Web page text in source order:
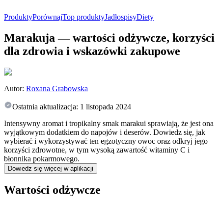
ProduktyPorównajTop produktyJadłospisyDiety
Marakuja — wartości odżywcze, korzyści
dla zdrowia i wskazówki zakupowe
Autor: Roxana Grabowska
Ostatnia aktualizacja: 1 listopada 2024
Intensywny aromat i tropikalny smak marakui sprawiają, że jest ona
wyjątkowym dodatkiem do napojów i deserów. Dowiedz się, jak
wybierać i wykorzystywać ten egzotyczny owoc oraz odkryj jego
korzyści zdrowotne, w tym wysoką zawartość witaminy C i
błonnika pokarmowego.
Dowiedz się więcej w aplikacji
Wartości odżywcze